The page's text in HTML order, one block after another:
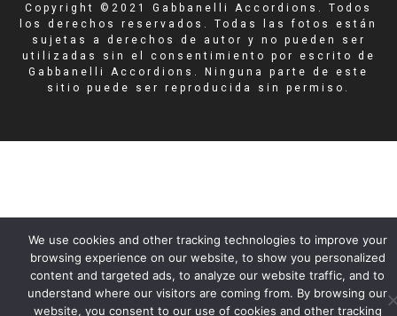
Copyright ©2021 Gabbanelli Accordions. Todos
los derechos reservados. Todas las fotos están
sujetas a derechos de autor y no pueden ser
utilizadas sin el consentimiento por escrito de
Gabbanelli Accordions. Ninguna parte de este
sitio puede ser reproducida sin permiso.
We use cookies and other tracking technologies to improve your
browsing experience on our website, to show you personalized
content and targeted ads, to analyze our website traffic, and to
understand where our visitors are coming from. By browsing our
website, you consent to our use of cookies and other tracking